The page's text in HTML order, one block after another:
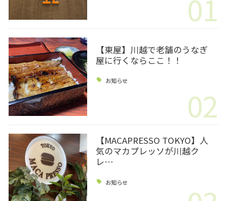
01
【東屋】川越で老舗のうなぎ
屋に行くならここ！！
お知らせ
02
【MACAPRESSO TOKYO】人
気のマカプレッソが川越ク
レ…
お知らせ